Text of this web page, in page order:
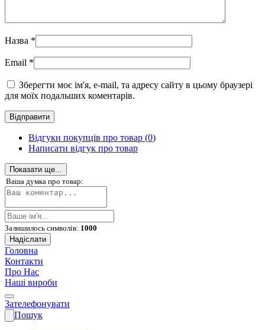
Назва *
Email *
Зберегти моє ім'я, e-mail, та адресу сайту в цьому браузері
для моїх подальших коментарів.
Відгуки покупців про товар (0)
Написати відгук про товар
Показати ще...
Ваша думка про товар:
Залишилось символів: 1000
Надіслати
Головна
Контакти
Про Нас
Наші вироби
Зателефонувати
Пошук